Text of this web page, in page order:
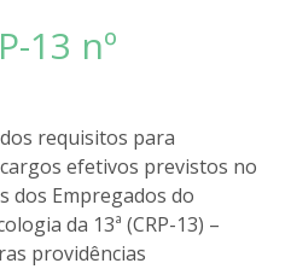
13 nº
requisitos para
efetivos previstos no
dos Empregados do
da 13ª (CRP-13) –
providências